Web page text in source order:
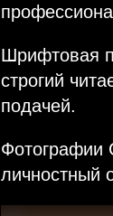
Шрифтовая
строгий
подачей.
личностный